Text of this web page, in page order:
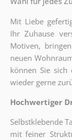
Mit Liebe
Ihr Zuhause
Motiven,
neuen
können Sie
wieder gerne
Hochwertiger
Selbstklebende
mit feiner